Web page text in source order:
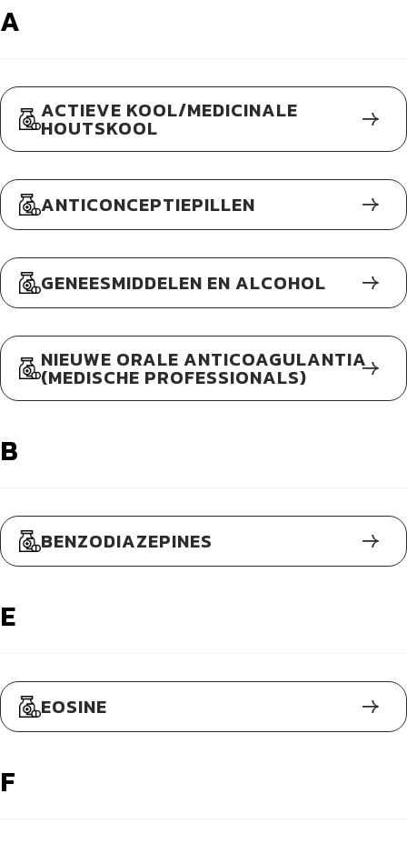
A
ACTIEVE KOOL/MEDICINALE
HOUTSKOOL
ANTICONCEPTIEPILLEN
GENEESMIDDELEN EN ALCOHOL
NIEUWE ORALE ANTICOAGULANTIA
(MEDISCHE PROFESSIONALS)
B
BENZODIAZEPINES
E
EOSINE
F